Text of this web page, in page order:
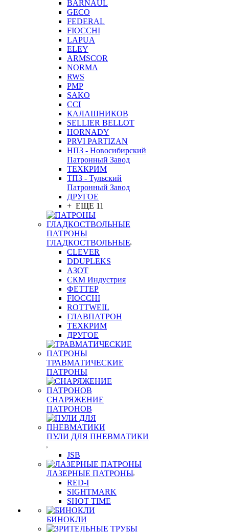
BARNAUL
GEСO
FEDERAL
FIOCCHI
LAPUA
ELEY
ARMSCOR
NORMA
RWS
PMP
SAKO
CCI
КАЛАШНИКОВ
SELLIER BELLOT
HORNADY
PRVI PARTIZAN
НПЗ - Новосибирский
Патронный Завод
ТЕХКРИМ
ТПЗ - Тульский
Патронный Завод
ДРУГОЕ
+ ЕЩЕ 11
ПАТРОНЫ
ГЛАДКОСТВОЛЬНЫЕ
CLEVER
DDUPLEKS
АЗОТ
СКМ Индустрия
ФЕТТЕР
FIOCCHI
ROTTWEIL
ГЛАВПАТРОН
ТЕХКРИМ
ДРУГОЕ
ТРАВМАТИЧЕСКИЕ
ПАТРОНЫ
СНАРЯЖЕНИЕ
ПАТРОНОВ
ПУЛИ ДЛЯ ПНЕВМАТИКИ
JSB
ЛАЗЕРНЫЕ ПАТРОНЫ
RED-I
SIGHTMARK
SHOT TIME
БИНОКЛИ